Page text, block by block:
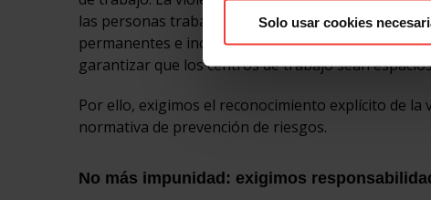
Solo usar cookies
las personas trabajadoras, generando estrés,
permanentes e incluso el abandono del empleo.
garantizar que los centros de trabajo sean
Por ello, exigimos el reconocimiento explícito de
normativa de prevención de riesgos.
No más impunidad: exigimos